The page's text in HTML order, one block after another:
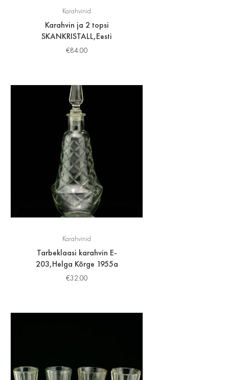
Karahvinid
Karahvin ja 2 topsi
SKANKRISTALL,Eesti
€84.00
Karahvinid
Tarbeklaasi karahvin E-
203,Helga Kõrge 1955a
€32.00